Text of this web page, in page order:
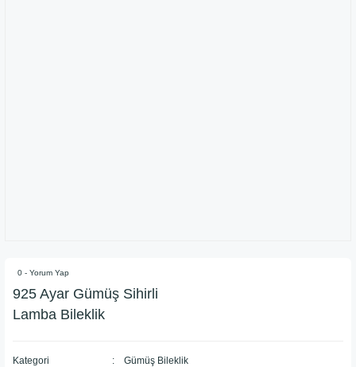
0 - Yorum Yap
925 Ayar Gümüş Sihirli
Lamba Bileklik
Kategori Gümüş Bileklik